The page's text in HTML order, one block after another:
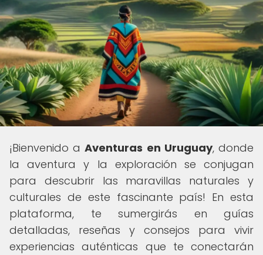
¡Bienvenido aAventuras en Uruguay, donde
la aventura y la exploración se conjugan
para descubrir las maravillas naturales y
culturales de este fascinante país! En esta
plataforma, te sumergirás en guías
detalladas, reseñas y consejos para vivir
experiencias auténticas que te conectarán